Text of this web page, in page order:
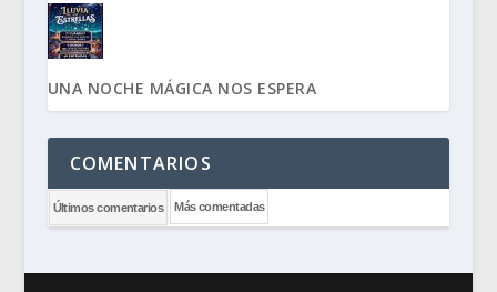
UNA NOCHE MÁGICA NOS ESPERA
COMENTARIOS
Últimos comentarios Más comentadas